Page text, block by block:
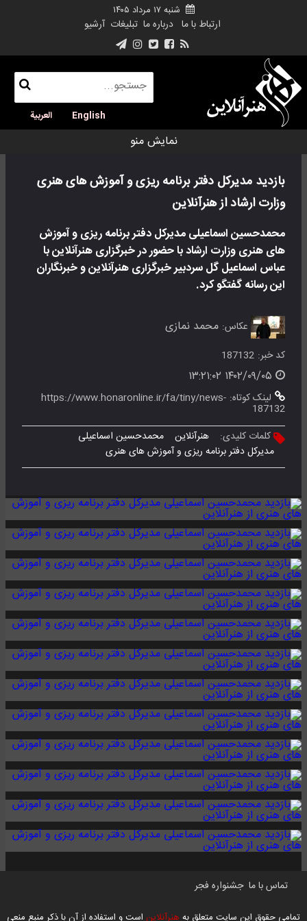
شنبه ۱۷ مرداد ۱۴۰۵
ارتباط با ما درباره ما تبلیغات آرشیو
English العربية
نمایش منو
بازدید مدیرکل دفتر برنامه ریزی و آموزش های هنری
وزارت ارشاد از هنرآنلاین
محمدحسین اسماعیلی مدیرکل دفتر برنامه ریزی و آموزش
های هنری وزارت ارشاد با حضور در خبرگزاری هنرآنلاین با
عباس اسماعیل گل سردبیر خبرگزاری هنرآنلاین و خبرنگاران
این رسانه گفتگو کرد.
عکاس: محمد نمازی
کد خبر: 187132
لینک کوتاه: https://www.honaronline.ir/fa/tiny/news-
187132
کلمات کلیدی:
هنرآنلاین
محمدحسین اسماعیلی
مدیرکل دفتر برنامه ریزی و آموزش های هنری
تماس با ما جشنواره فجر
تمامی حقوق این سایت متعلق به هنرآنلاین است و استفاده از آن با ذکر منبع منعی